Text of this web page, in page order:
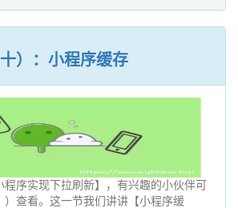
）：小程序缓存
程序实现下拉刷新】，有兴趣的小伙伴可
）查看。这一节我们讲讲【小程序缓